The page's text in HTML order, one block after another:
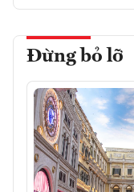
Đừng bỏ lỡ